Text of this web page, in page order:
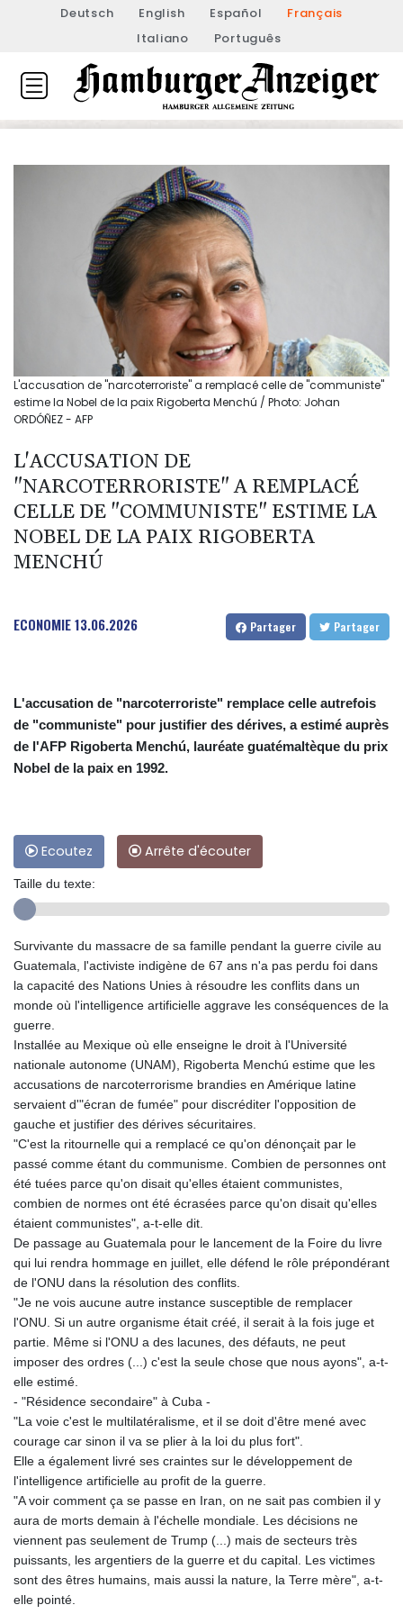
Deutsch English Español
Français
Italiano
Português
L'accusation de "narcoterroriste" a remplacé celle de "communiste"
estime la Nobel de la paix Rigoberta Menchú / Photo: Johan
ORDÓÑEZ - AFP
L'ACCUSATION DE
"NARCOTERRORISTE" A REMPLACÉ
CELLE DE "COMMUNISTE" ESTIME LA
NOBEL DE LA PAIX RIGOBERTA
MENCHÚ
ECONOMIE13.06.2026 Partager Partager
L'accusation de "narcoterroriste" remplace celle autrefois
de "communiste" pour justifier des dérives, a estimé auprès
de l'AFP Rigoberta Menchú, lauréate guatémaltèque du prix
Nobel de la paix en 1992.
Ecoutez Arrête d'écouter
Taille du texte:
Survivante du massacre de sa famille pendant la guerre civile au
Guatemala, l'activiste indigène de 67 ans n'a pas perdu foi dans
la capacité des Nations Unies à résoudre les conflits dans un
monde où l'intelligence artificielle aggrave les conséquences de la
guerre.
Installée au Mexique où elle enseigne le droit à l'Université
nationale autonome (UNAM), Rigoberta Menchú estime que les
accusations de narcoterrorisme brandies en Amérique latine
servaient d'"écran de fumée" pour discréditer l'opposition de
gauche et justifier des dérives sécuritaires.
"C'est la ritournelle qui a remplacé ce qu'on dénonçait par le
passé comme étant du communisme. Combien de personnes ont
été tuées parce qu'on disait qu'elles étaient communistes,
combien de normes ont été écrasées parce qu'on disait qu'elles
étaient communistes", a-t-elle dit.
De passage au Guatemala pour le lancement de la Foire du livre
qui lui rendra hommage en juillet, elle défend le rôle prépondérant
de l'ONU dans la résolution des conflits.
"Je ne vois aucune autre instance susceptible de remplacer
l'ONU. Si un autre organisme était créé, il serait à la fois juge et
partie. Même si l'ONU a des lacunes, des défauts, ne peut
imposer des ordres (...) c'est la seule chose que nous ayons", a-t-
elle estimé.
- "Résidence secondaire" à Cuba -
"La voie c'est le multilatéralisme, et il se doit d'être mené avec
courage car sinon il va se plier à la loi du plus fort".
Elle a également livré ses craintes sur le développement de
l'intelligence artificielle au profit de la guerre.
"A voir comment ça se passe en Iran, on ne sait pas combien il y
aura de morts demain à l'échelle mondiale. Les décisions ne
viennent pas seulement de Trump (...) mais de secteurs très
puissants, les argentiers de la guerre et du capital. Les victimes
sont des êtres humains, mais aussi la nature, la Terre mère", a-t-
elle pointé.